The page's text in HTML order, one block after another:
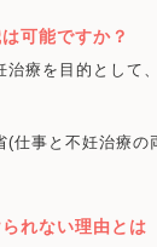
可能ですか？
治療を目的として
(仕事と不妊治療の
れない理由とは